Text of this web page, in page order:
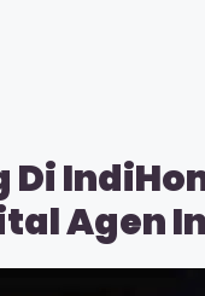
Di
Agen